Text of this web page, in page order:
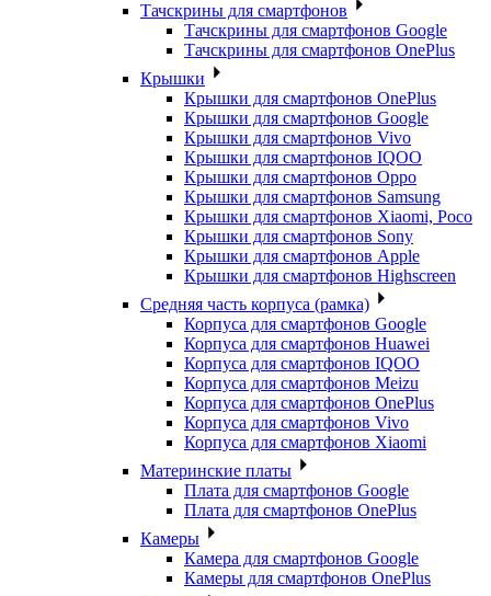
Тачскрины для смартфонов
Тачскрины для смартфонов Google
Тачскрины для смартфонов OnePlus
Крышки
Крышки для смартфонов OnePlus
Крышки для смартфонов Google
Крышки для смартфонов Vivo
Крышки для смартфонов IQOO
Крышки для смартфонов Oppo
Крышки для смартфонов Samsung
Крышки для смартфонов Xiaomi, Poco
Крышки для смартфонов Sony
Крышки для смартфонов Apple
Крышки для смартфонов Highscreen
Средняя часть корпуса (рамка)
Корпуса для смартфонов Google
Корпуса для смартфонов Huawei
Корпуса для смартфонов IQOO
Корпуса для смартфонов Meizu
Корпуса для смартфонов OnePlus
Корпуса для смартфонов Vivo
Корпуса для смартфонов Xiaomi
Материнские платы
Плата для смартфонов Google
Плата для смартфонов OnePlus
Камеры
Камера для смартфонов Google
Камеры для смартфонов OnePlus